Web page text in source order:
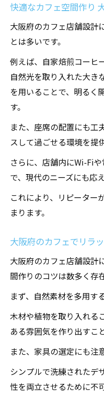
快適なカフェ空間作り
大阪府のカフェ店舗設計
とは多いです。
例えば、自家焙煎コーヒ
自然光を取り入れた大き
を用いることで、明るく
す。
また、座席の配置にも工
スして過ごせる環境を提
さらに、店舗内にWi-Fi
で、現代のニーズにも応
これにより、リピーター
まります。
大阪府のカフェでリラ
大阪府のカフェ店舗設計
間作りのコツは数多く存
まず、自然素材を多用す
木材や植物を取り入れる
ある雰囲気を作り出すこ
また、家具の選定にも注
シンプルで洗練されたデ
性を両立させるために不